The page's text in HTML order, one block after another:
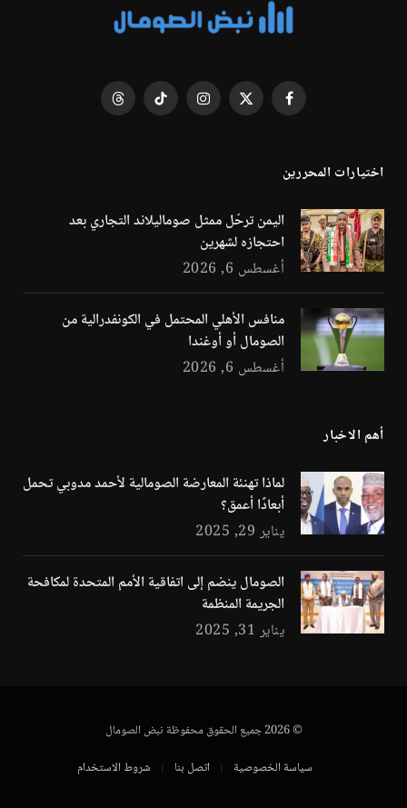
فيسبوك X
الانستغرامتيكتوك Threads
اختيارات المحررين
اليمن ترحّل ممثل صوماليلاند التجاري بعد
احتجازه لشهرين
أغسطس 6, 2026
منافس الأهلي المحتمل في الكونفدرالية من
الصومال أو أوغندا
أغسطس 6, 2026
أهم الاخبار
لماذا تهنئة المعارضة الصومالية لأحمد مدوبي تحمل
أبعادًا أعمق؟
يناير 29, 2025
الصومال ينضم إلى اتفاقية الأمم المتحدة لمكافحة
الجريمة المنظمة
يناير 31, 2025
© 2026 جميع الحقوق محفوظة نبض الصومال
سياسة الخصوصية
اتصل بنا شروط الاستخدام